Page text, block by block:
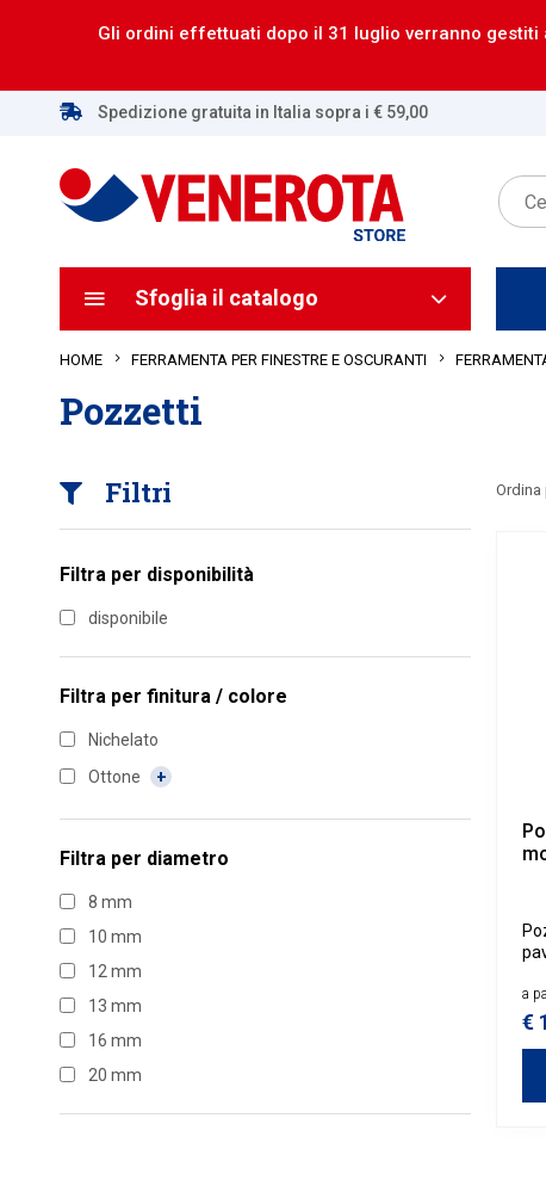
Gli ordini effettuati dopo il 31 luglio verranno
Spedizione gratuita in Italia sopra i € 59,00
Sfoglia il catalogo
HOME FERRAMENTA PER FINESTRE E OSCURANTI
Pozzetti
Filtri
Filtra per disponibilità
disponibile
Filtra per finitura / colore
Nichelato
Ottone
Filtra per diametro
8 mm
10 mm
12 mm
13 mm
16 mm
20 mm
Ordina
a
€